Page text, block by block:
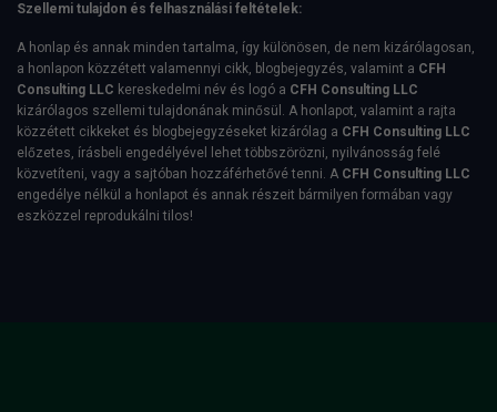
Szellemi tulajdon és felhasználási feltételek:
A honlap és annak minden tartalma, így különösen, de nem kizárólagosan,
a honlapon közzétett valamennyi cikk, blogbejegyzés, valamint a CFH
Consulting LLC kereskedelmi név és logó a CFH Consulting LLC
kizárólagos szellemi tulajdonának minősül. A honlapot, valamint a rajta
közzétett cikkeket és blogbejegyzéseket kizárólag a CFH Consulting LLC
előzetes, írásbeli engedélyével lehet többszörözni, nyilvánosság felé
közvetíteni, vagy a sajtóban hozzáférhetővé tenni. A CFH Consulting LLC
engedélye nélkül a honlapot és annak részeit bármilyen formában vagy
eszközzel reprodukálni tilos!